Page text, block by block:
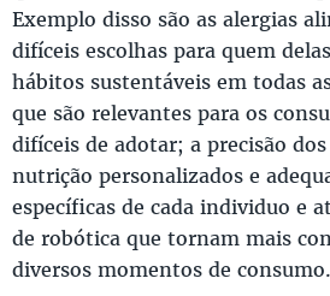
Exemplo disso são as alergias
difíceis escolhas para quem
hábitos sustentáveis em todas
que são relevantes para os
difíceis de adotar; a precisão
nutrição personalizados e
específicas de cada individuo e
de robótica que tornam mais
diversos momentos de consumo.